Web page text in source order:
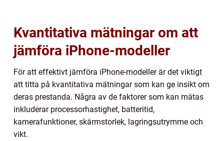
Kvantitativa mätningar om att
jämföra iPhone-modeller
För att effektivt jämföra iPhone-modeller är det viktigt
att titta på kvantitativa mätningar som kan ge insikt om
deras prestanda. Några av de faktorer som kan mätas
inkluderar processorhastighet, batteritid,
kamerafunktioner, skärmstorlek, lagringsutrymme och
vikt.